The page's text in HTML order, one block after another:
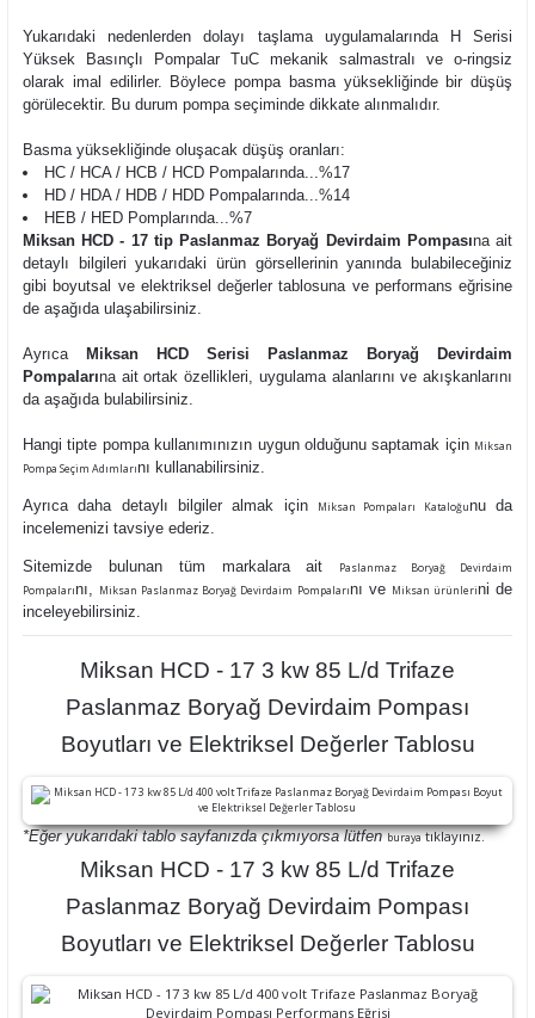
Yukarıdaki nedenlerden dolayı taşlama uygulamalarında H Serisi
Yüksek Basınçlı Pompalar TuC mekanik salmastralı ve o-ringsiz
olarak imal edilirler. Böylece pompa basma yüksekliğinde bir düşüş
görülecektir. Bu durum pompa seçiminde dikkate alınmalıdır.
Basma yüksekliğinde oluşacak düşüş oranları:
HC / HCA / HCB / HCD Pompalarında...%17
HD / HDA / HDB / HDD Pompalarında...%14
HEB / HED Pomplarında...%7
Miksan HCD - 17 tip Paslanmaz Boryağ Devirdaim Pompasına ait
detaylı bilgileri yukarıdaki ürün görsellerinin yanında bulabileceğiniz
gibi boyutsal ve elektriksel değerler tablosuna ve performans eğrisine
de aşağıda ulaşabilirsiniz.
Ayrıca
Miksan HCD Serisi Paslanmaz Boryağ Devirdaim
Pompalarına ait ortak özellikleri, uygulama alanlarını ve akışkanlarını
da aşağıda bulabilirsiniz.
Hangi tipte pompa kullanımınızın uygun olduğunu saptamak için Miksan
Pompa Seçim Adımlarını kullanabilirsiniz.
Ayrıca daha detaylı bilgiler almak için Miksan Pompaları Kataloğunu da
incelemenizi tavsiye ederiz.
Sitemizde bulunan tüm markalara ait
Paslanmaz Boryağ Devirdaim
Pompalarını, Miksan Paslanmaz Boryağ Devirdaim Pompalarını ve Miksan ürünlerini de
inceleyebilirsiniz.
Miksan HCD - 17 3 kw 85 L/d Trifaze
Paslanmaz Boryağ Devirdaim Pompası
Boyutları ve Elektriksel Değerler Tablosu
*Eğer yukarıdaki tablo sayfanızda çıkmıyorsa lütfenburayatıklayınız.
Miksan HCD - 17 3 kw 85 L/d Trifaze
Paslanmaz Boryağ Devirdaim Pompası
Boyutları ve Elektriksel Değerler Tablosu